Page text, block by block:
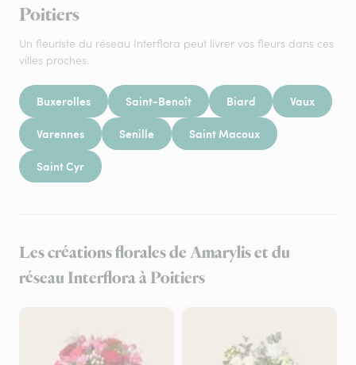
Poitiers
Un fleuriste du réseau Interflora peut livrer vos fleurs dans ces
villes proches.
Buxerolles Saint-Benoît Biard Vaux
Varennes Senille Saint Macoux
Saint Cyr
Les créations florales de Amarylis et du
réseau Interflora à Poitiers